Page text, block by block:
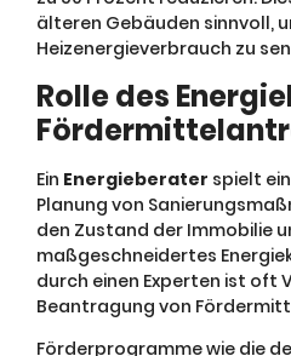
älteren Gebäuden sinnvoll,
Heizenergieverbrauch zu
Rolle des
Ein Energieberater spielt
Planung von
den Zustand der Immobilie
maßgeschneidertes
durch einen Experten ist oft
Beantragung von
Förderprogramme wie die